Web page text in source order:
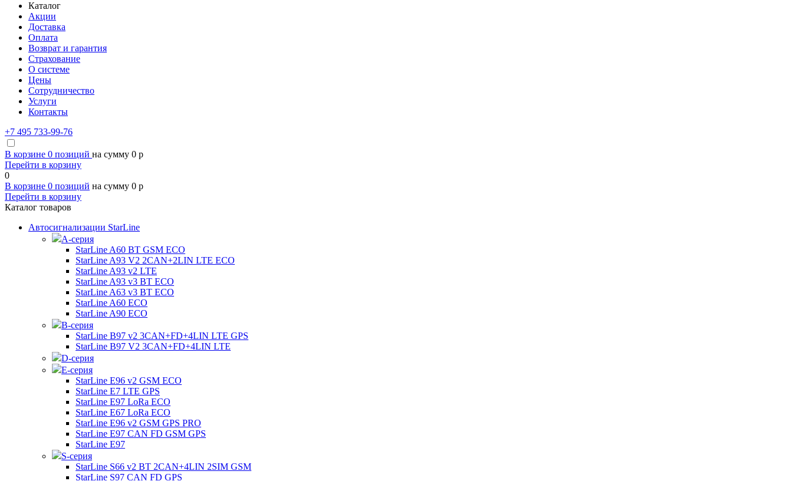
Каталог
Акции
Доставка
Оплата
Возврат и гарантия
Страхование
О системе
Цены
Сотрудничество
Услуги
Контакты
+7 495 733-99-76
В корзине 0 позиций на сумму 0 p
Перейти в корзину
0
В корзине 0 позиций на сумму 0 p
Перейти в корзину
Каталог товаров
Автосигнализации StarLine
А-серия
StarLine A60 BT GSM ECO
StarLine A93 V2 2CAN+2LIN LTE ECO
StarLine A93 v2 LTE
StarLine A93 v3 BT ECO
StarLine A63 v3 BT ECO
StarLine A60 ECO
StarLine A90 ECO
B-серия
StarLine B97 v2 3CAN+FD+4LIN LTE GPS
StarLine B97 V2 3CAN+FD+4LIN LTE
D-серия
E-серия
StarLine E96 v2 GSM ECO
StarLine E7 LTE GPS
StarLine E97 LoRa ECO
StarLine E67 LoRa ECO
StarLine E96 v2 GSM GPS PRO
StarLine E97 CAN FD GSM GPS
StarLine E97
S-серия
StarLine S66 v2 BT 2CAN+4LIN 2SIM GSM
StarLine S97 CAN FD GPS